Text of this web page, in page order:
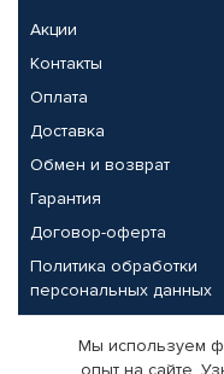
Акции
Контакты
Оплата
Доставка
Обмен и возврат
Гарантия
Договор-оферта
Политика обработки
персональных данных
Партнерам
Мы используем
опыт на сайте.